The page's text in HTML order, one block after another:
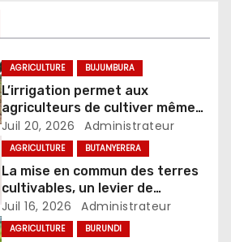
AGRICULTURE BUJUMBURA
L’irrigation permet aux
agriculteurs de cultiver même
pendant la saison sèche
Juil 20, 2026 Administrateur
AGRICULTURE BUTANYERERA
La mise en commun des terres
cultivables, un levier de
modernisation du secteur
agricole
Juil 16, 2026 Administrateur
AGRICULTURE BURUNDI